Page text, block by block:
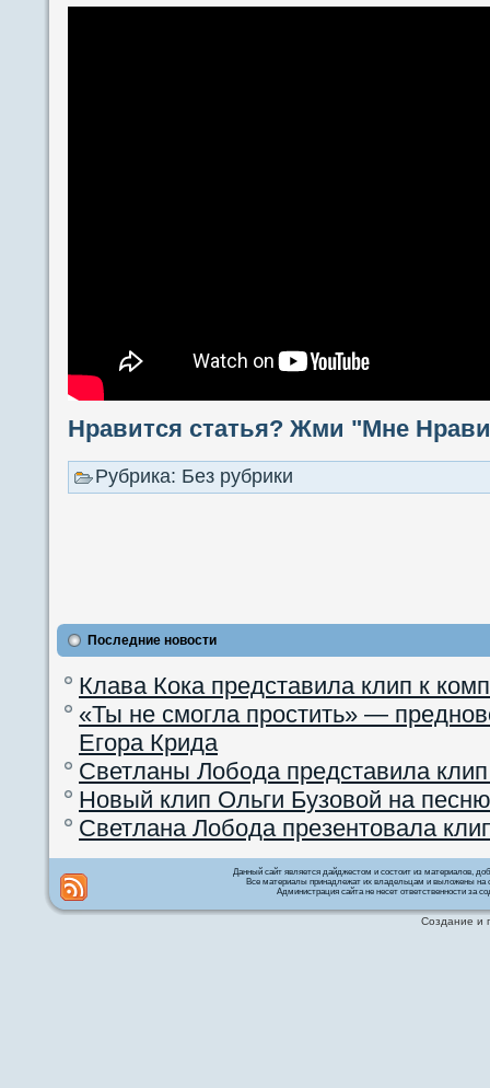
Нравится статья? Жми "Мне
Рубрика: Без рубрики
Последние новости
Клава Кока представила клип к
«Ты не смогла простить» —
Егора Крида
Светланы Лобода представила
Новый клип Ольги Бузовой на
Светлана Лобода презентовала
Данный сайт является дайджестом и состоит из материалов,
Все материалы принадлежат их владельцам и выложены на
Администрация сайта не несет ответственности за
Создание и